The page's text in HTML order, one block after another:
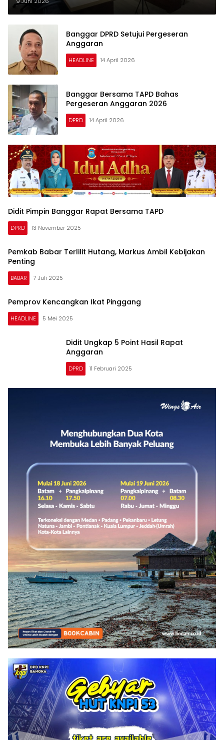
Banggar DPRD Setujui Pergeseran
Anggaran
HEADLINE 14 April 2026
Banggar Bersama TAPD Bahas
Pergeseran Anggaran 2026
DPRD 14 April 2026
Didit Pimpin Banggar Rapat Bersama TAPD
DPRD 13 November 2025
Pemkab Babar Terlilit Hutang, Markus Ambil Kebijakan
Penting
BABAR 7 Juli 2025
Pemprov Kencangkan Ikat Pinggang
HEADLINE 5 Mei 2025
Didit Ungkap 5 Point Hasil Rapat
Anggaran
DPRD 11 Februari 2025